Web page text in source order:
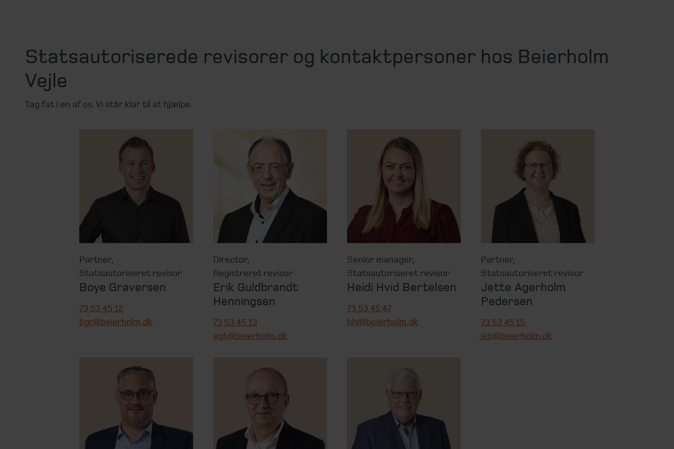
Statsautoriserede revisorer og kontaktpersoner hos Beierholm
Vejle
Tag fat i en af os. Vi står klar til at hjælpe.
Partner,
Statsautoriseret revisor
Boye Graversen
73 53 45 12
bgr@beierholm.dk
Director,
Registreret revisor
Erik Guldbrandt
Henningsen
73 53 45 13
egh@beierholm.dk
Senior manager,
Statsautoriseret revisor
Heidi Hvid Bertelsen
73 53 45 47
hhj@beierholm.dk
Partner,
Statsautoriseret revisor
Jette Agerholm
Pedersen
73 53 45 15
jep@beierholm.dk